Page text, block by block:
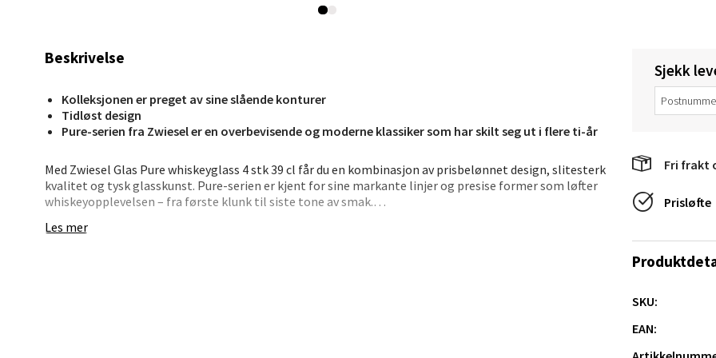
Beskrivelse
Kolleksjonen er preget av sine slående konturer
Tidløst design
Pure-serien fra Zwiesel er en overbevisende og moderne klassiker som har skilt seg ut i flere ti-år
Med Zwiesel Glas Pure whiskeyglass 4 stk 39 cl får du en kombinasjon av prisbelønnet design, slitesterk
kvalitet og tysk glasskunst. Pure-serien er kjent for sine markante linjer og presise former som løfter
whiskeyopplevelsen – fra første klunk til siste tone av smak.
Glassene er laget i Tritan®-krystall, som gir høy motstand mot riper, brudd og uklarhet – samtidig som
Les mer
Sjekk
Fri frakt
Prisløfte
SKU:
EAN:
Åpent i dag 10-19